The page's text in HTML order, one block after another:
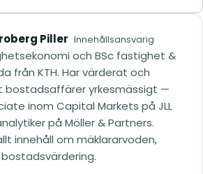
Piller Innehållsansvarig
och BSc fastighet &
från KTH. Har värderat och
bostadsaffärer yrkesmässigt —
inom Capital Markets på JLL
på Möller & Partners.
innehåll om mäklararvoden,